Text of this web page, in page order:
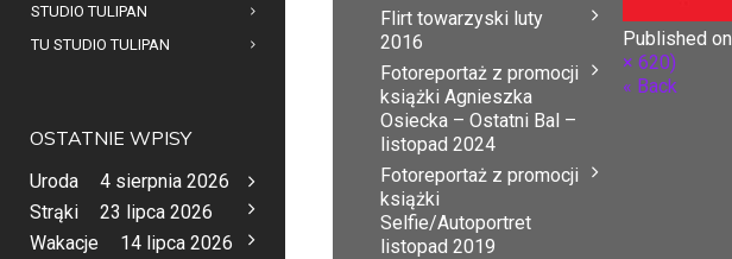
STUDIO TULIPAN
TU STUDIO TULIPAN
OSTATNIE WPISY
Uroda
4 sierpnia 2026
Strąki
23 lipca 2026
Wakacje
14 lipca 2026
Published on
× 620)
« Back
Flirt towarzyski luty
2016
Fotoreportaż z promocji
książki Agnieszka
Osiecka – Ostatni Bal –
listopad 2024
Fotoreportaż z promocji
książki
Selfie/Autoportret
listopad 2019